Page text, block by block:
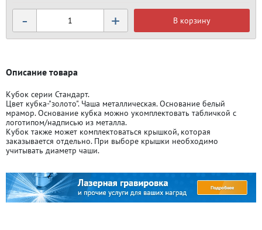
- + В корзину
Описание товара
Кубок серии Стандарт.
Цвет кубка-"золото". Чаша металлическая. Основание белый
мрамор. Основание кубка можно укомплектовать табличкой с
логотипом/надписью из металла.
Кубок также может комплектоваться крышкой, которая
заказывается отдельно. При выборе крышки необходимо
учитывать диаметр чаши.